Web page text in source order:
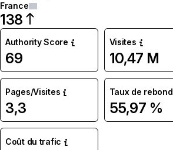
France
138
Authority Score
69
Visites
10,47 M
Pages/Visites
3,3
Taux de rebond
55,97 %
Coût du trafic